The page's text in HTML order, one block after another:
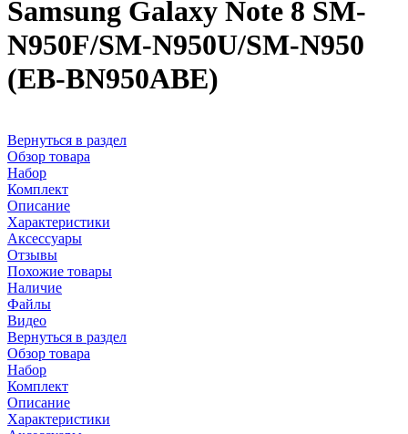
Samsung Galaxy Note 8 SM-
N950F/SM-N950U/SM-N950
(EB-BN950ABE)
Вернуться в раздел
Обзор товара
Набор
Комплект
Описание
Характеристики
Аксессуары
Отзывы
Похожие товары
Наличие
Файлы
Видео
Вернуться в раздел
Обзор товара
Набор
Комплект
Описание
Характеристики